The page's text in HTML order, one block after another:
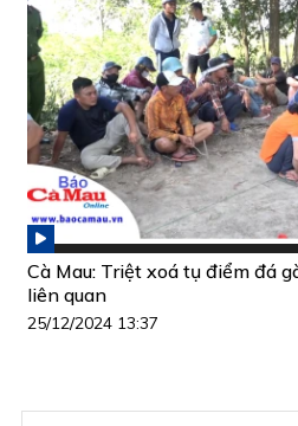
Cà Mau: Triệt xoá tụ điểm đá
liên quan
25/12/2024 13:37